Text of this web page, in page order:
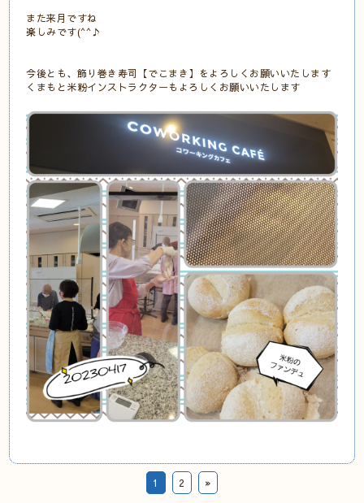
また来月ですね
楽しみです(^^♪
今後とも、飾り巻き寿司【でこまき】をよろしくお願いいたします
くまもと米粉インストラクターもよろしくお願いいたします
1 2 »